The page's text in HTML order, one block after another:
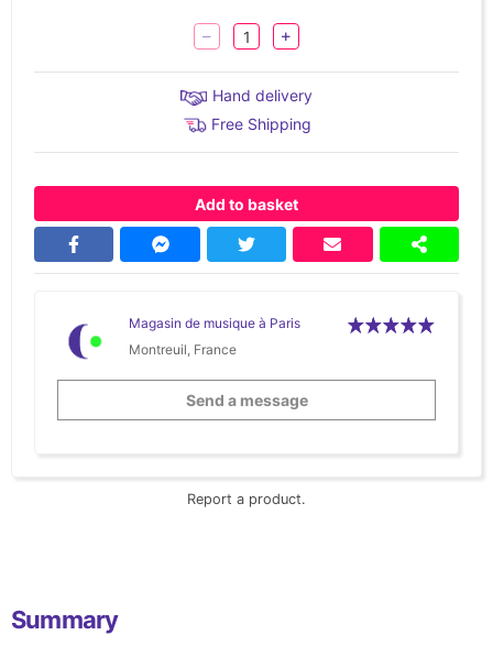
Hand delivery
Free Shipping
Add to basket
Magasin de musique à Paris
Montreuil, France
Send a message
Report a product.
Summary